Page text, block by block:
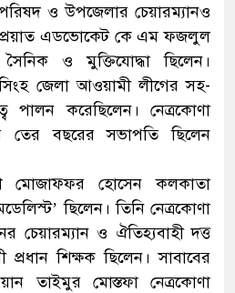
ও উপজেলার চেয়ারম্যানও
প্রয়াত এডভোকেট কে এম ফজলুল
ও মুক্তিযোদ্ধা ছিলেন।
জেলা আওয়ামী লীগের সহ-
পালন করেছিলেন। নেত্রকোণা
তের বছরের সভাপতি ছিলেন
মোজাফ্ফর হোসেন কলকাতা
ছিলেন। তিনি নেত্রকোণা
চেয়ারম্যান ও ঐতিহ্যবাহী দত্ত
প্রধান শিক্ষক ছিলেন। সাবাবের
তাইমুর মোস্তফা নেত্রকোণা